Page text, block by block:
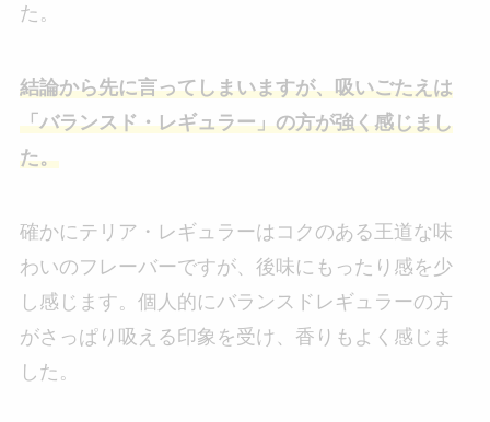
た。
結論から先に言ってしまいますが、吸いごたえは
「バランスド・レギュラー」の方が強く感じまし
た。
確かにテリア・レギュラーはコクのある王道な味
わいのフレーバーですが、後味にもったり感を少
し感じます。個人的にバランスドレギュラーの方
がさっぱり吸える印象を受け、香りもよく感じま
した。